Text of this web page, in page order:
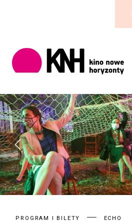
PROGRAM I BILETY ECHO